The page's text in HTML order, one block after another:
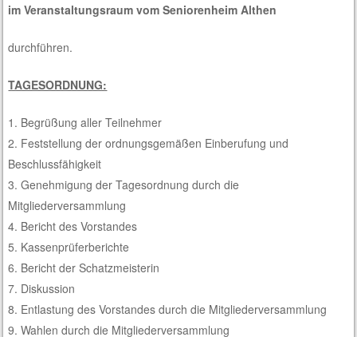
im Veranstaltungsraum vom Seniorenheim Althen
durchführen.
TAGESORDNUNG:
1. Begrüßung aller Teilnehmer
2. Feststellung der ordnungsgemäßen Einberufung und
Beschlussfähigkeit
3. Genehmigung der Tagesordnung durch die
Mitgliederversammlung
4. Bericht des Vorstandes
5. Kassenprüferberichte
6. Bericht der Schatzmeisterin
7. Diskussion
8. Entlastung des Vorstandes durch die Mitgliederversammlung
9. Wahlen durch die Mitgliederversammlung